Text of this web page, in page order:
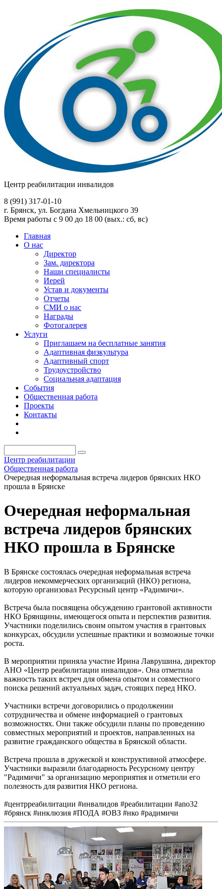
Центр реабилитации инвалидов
8 (991) 317-01-10
г. Брянск, ул. Богдана Хмельницкого 39
Время работы с 9 00 до 18 00 (вых.: сб, вс)
Главная
О нас
Директор
Зам. директора
Наши специалисты
Иерей
Устав и документы
Отчеты
СМИ о нас
Награды
Фотогалерея
Услуги
Приглашаем на бесплатные занятия
Адаптивная физкультура
Адаптивный спорт
Трудоустройство
Социальная адаптация
События
Общественная работа
Проекты
Контакты
Центр реабилитации
Общественная работа
Очередная неформальная встреча лидеров брянских НКО
прошла в Брянске
Очередная неформальная
встреча лидеров брянских
НКО прошла в Брянске
В Брянске состоялась очередная неформальная встреча
лидеров некоммерческих организаций (НКО) региона,
которую организовал Ресурсный центр «Радимичи».
Встреча была посвящена обсуждению грантовой активности
НКО Брянщины, имеющегося опыта и перспектив развития.
Участники поделились своим опытом участия в грантовых
конкурсах, обсудили успешные практики и возможные точки
роста.
В мероприятии приняла участие Ирина Лаврушина, директор
АНО «Центр реабилитации инвалидов». Она отметила
важность таких встреч для обмена опытом и совместного
поиска решений актуальных задач, стоящих перед НКО.
Участники встречи договорились о продолжении
сотрудничества и обмене информацией о грантовых
возможностях. Они также обсудили планы по проведению
совместных мероприятий и проектов, направленных на
развитие гражданского общества в Брянской области.
Встреча прошла в дружеской и конструктивной атмосфере.
Участники выразили благодарность Ресурсному центру
"Радимичи" за организацию мероприятия и отметили его
полезность для развития НКО региона.
#центрреабилитации #инвалидов #реабилитации #ano32
#брянск #инклюзия #ПОДА #ОВЗ #нко #радимичи